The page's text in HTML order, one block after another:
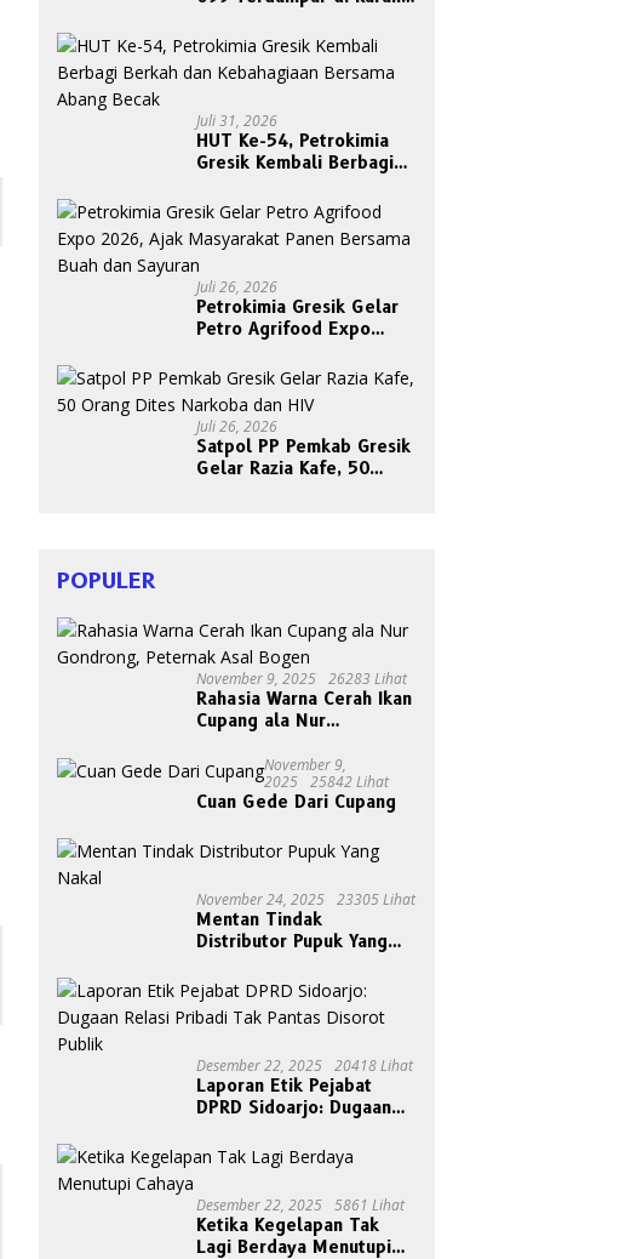
Upaya Evakuasi
Juli 31, 2026
HUT Ke-54, Petrokimia
Gresik Kembali Berbagi
Bersama Abang Becak
Juli 26, 2026
Petrokimia Gresik Gelar
Petro Agrifood Expo
Panen Bersama Buah dan
Sayuran
Juli 26, 2026
Satpol PP Pemkab Gresik
Gelar Razia Kafe, 50
POPULER
November 9, 2025 26283 Lihat
Rahasia Warna Cerah Ikan
Cupang ala Nur
Bogen
November 9,
2025
25842 Lihat
Cuan Gede Dari Cupang
November 24, 2025 23305 Lihat
Mentan Tindak
Distributor Pupuk Yang
Desember 22, 2025 20418 Lihat
Laporan Etik Pejabat
DPRD Sidoarjo: Dugaan
Disorot Publik
Desember 22, 2025 5861 Lihat
Ketika Kegelapan Tak
Lagi Berdaya Menutupi